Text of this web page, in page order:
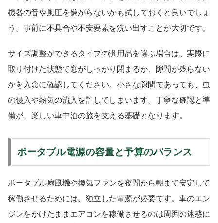
機器の音や風圧を嫌がらないかも試しておくと良いでしょ
う。事前に不具合や不安要素を洗い出すことが大切です。
サイズ調整ができるタイプの汎用品を選ぶ場合は、実際に
取り付けた状態で窓がしっかり閉まるか、隙間が残らない
かを入念に確認してください。小さな隙間であっても、虫
の侵入や熱気の流入を許してしまいます。丁寧な確認と準
備が、楽しい車中泊の旅を支える基礎となります。
ポータブル電源の容量と予算のバランス
ポータブル扇風機や換気ファンを夜間から朝まで安定して
稼働させるためには、独立した電源が必要です。車のエン
ジンをかけたままエアコンを稼働させるのは周囲の迷惑に